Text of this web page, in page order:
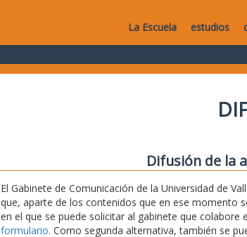
La Escuela estudios
Difusión de la
El Gabinete de Comunicación de la Universidad de
que, aparte de los contenidos que en ese momento
en el que se puede solicitar al gabinete que colabore
formulario. Como segunda alternativa, también se